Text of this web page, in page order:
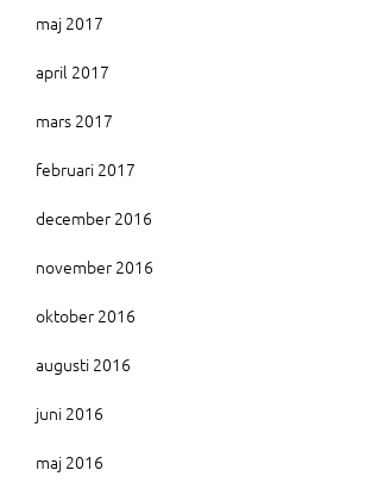
maj 2017
april 2017
mars 2017
februari 2017
december 2016
november 2016
oktober 2016
augusti 2016
juni 2016
maj 2016